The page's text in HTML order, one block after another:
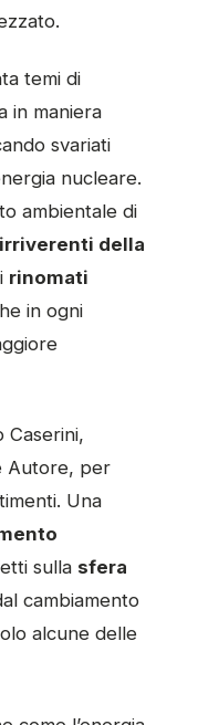
temi di
in maniera
svariati
nucleare.
ambientale di
della
rinomati
in ogni
Caserini,
Autore, per
Una
sulla sfera
cambiamento
alcune delle